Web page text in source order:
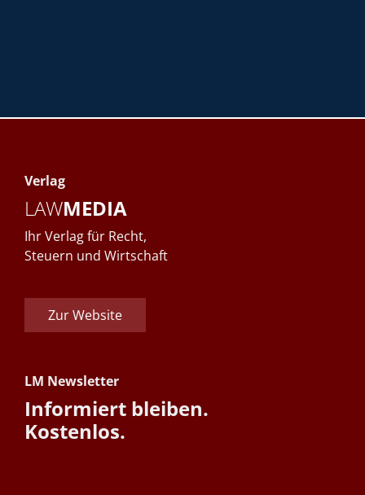
Verlag
LAWMEDIA
Ihr Verlag für Recht,
Steuern und Wirtschaft
Zur Website
LM Newsletter
Informiert bleiben.
Kostenlos.